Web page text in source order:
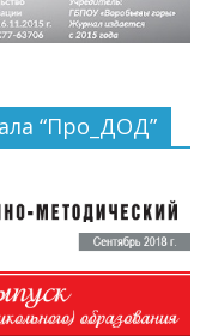
“Про_ДОД”